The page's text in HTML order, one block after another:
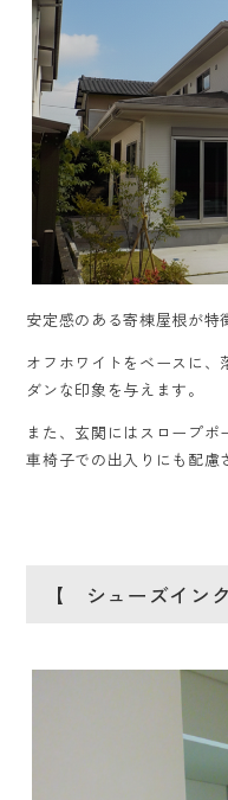
安定感のある寄棟屋根が特
オフホワイトをベースに、
ダンな印象を与えます。
また、玄関にはスロープ
車椅子での出入りにも配慮
【 シューズイン